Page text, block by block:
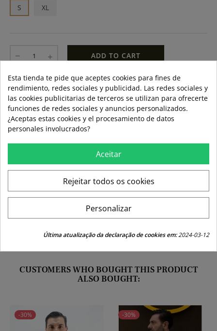
S XL
ADD TO CART
LAST ITEMS IN STOCK LAST ITEMS IN STOCK
Guía de tallas
Formas de pago aceptadas
mar 11 ago – jue 13 ago
swap_horizDevoluciones gratuitas a partir de 49,95
Derecho de devolución de 15 días
CUSTOMERS WHO BOUGHT THIS PRODUCT
ALSO BOUGHT:
-30% -30%
Esta tienda te pide que aceptes cookies para fines de
rendimiento, redes sociales y publicidad. Las redes sociales y
las cookies publicitarias de terceros se utilizan para ofrecerte
funciones de redes sociales y anuncios personalizados.
¿Aceptas estas cookies y el procesamiento de datos
personales involucrados?
Aceitar
Rejeitar todos os cookies
Personalizar
Última atualização da declaração de cookies em:2024-03-12